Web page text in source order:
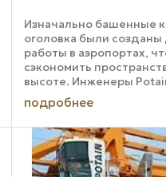
Изначально башенные
оголовка были созданы
работы в аэропортах,
сэкономить
высоте. Инженеры
использовали
такой конструкции и
серию кранов,
удобных с точки зрения
и ...
подробнее